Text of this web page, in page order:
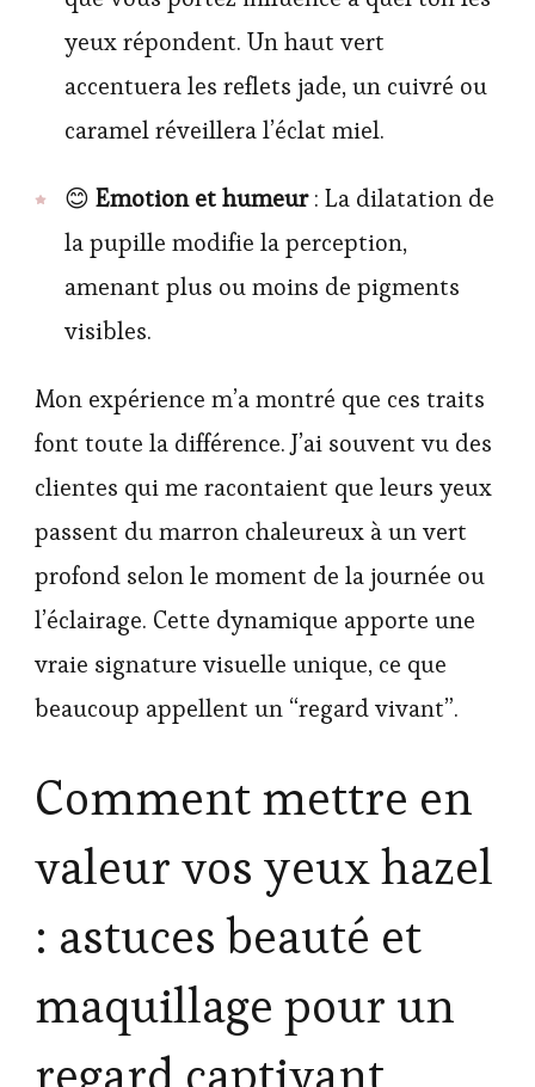
yeux répondent. Un haut vert
accentuera les reflets jade, un cuivré ou
caramel réveillera l’éclat miel.
😊 Emotion et humeur: La dilatation de
la pupille modifie la perception,
amenant plus ou moins de pigments
visibles.
Mon expérience m’a montré que ces traits
font toute la différence. J’ai souvent vu des
clientes qui me racontaient que leurs yeux
passent du marron chaleureux à un vert
profond selon le moment de la journée ou
l’éclairage. Cette dynamique apporte une
vraie signature visuelle unique, ce que
beaucoup appellent un “regard vivant”.
Comment mettre en
valeur vos yeux hazel
: astuces beauté et
maquillage pour un